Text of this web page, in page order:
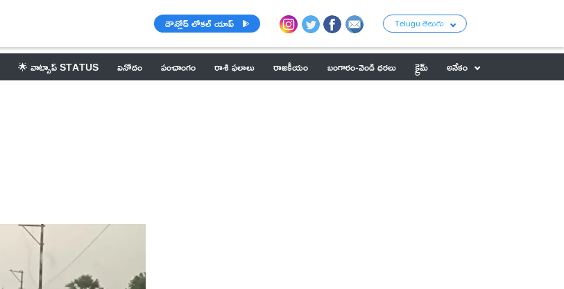
డౌన్లోడ్ లోకల్ యాప్ Telugu తెలుగు
🌟 వాట్సాప్ STATUS వినోదం పంచాంగం రాశి ఫలాలు రాజకీయం బంగారం-వెండి ధరలు క్రైమ్
అనేకం